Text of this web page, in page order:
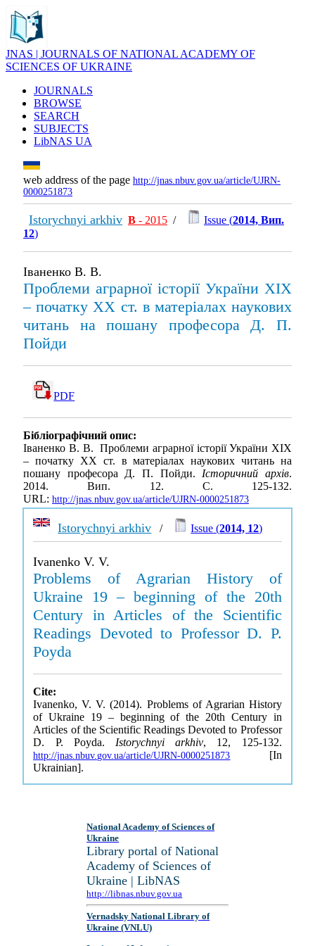
JNAS | JOURNALS OF NATIONAL ACADEMY OF
SCIENCES OF UKRAINE
JOURNALS
BROWSE
SEARCH
SUBJECTS
LibNAS UA
web address of the page http://jnas.nbuv.gov.ua/article/UJRN-
0000251873
Istorychnyi arkhiv В - 2015 / Issue (2014, Вип.
12)
Іваненко В. В.
Проблеми аграрної історії України ХІХ
– початку XX ст. в матеріалах наукових
читань на пошану професора Д. П.
Пойди
PDF
Бібліографічний опис:
Іваненко В. В. Проблеми аграрної історії України ХІХ
– початку XX ст. в матеріалах наукових читань на
пошану професора Д. П. Пойди.Історичний архів.
2014. Вип. 12. С. 125-132.
URL: http://jnas.nbuv.gov.ua/article/UJRN-0000251873
Istorychnyi arkhiv / Issue (2014, 12)
Ivanenko V. V.
Problems of Agrarian History of
Ukraine 19 – beginning of the 20th
Century in Articles of the Scientific
Readings Devoted to Professor D. P.
Poyda
Cite:
Ivanenko, V. V. (2014). Problems of Agrarian History
of Ukraine 19 – beginning of the 20th Century in
Articles of the Scientific Readings Devoted to Professor
D. P. Poyda. Istorychnyi arkhiv, 12, 125-132.
http://jnas.nbuv.gov.ua/article/UJRN-0000251873 [In
Ukrainian].
National Academy of Sciences of
Ukraine
Library portal of National
Academy of Sciences of
Ukraine | LibNAS
http://libnas.nbuv.gov.ua
Vernadsky National Library of
Ukraine (VNLU)